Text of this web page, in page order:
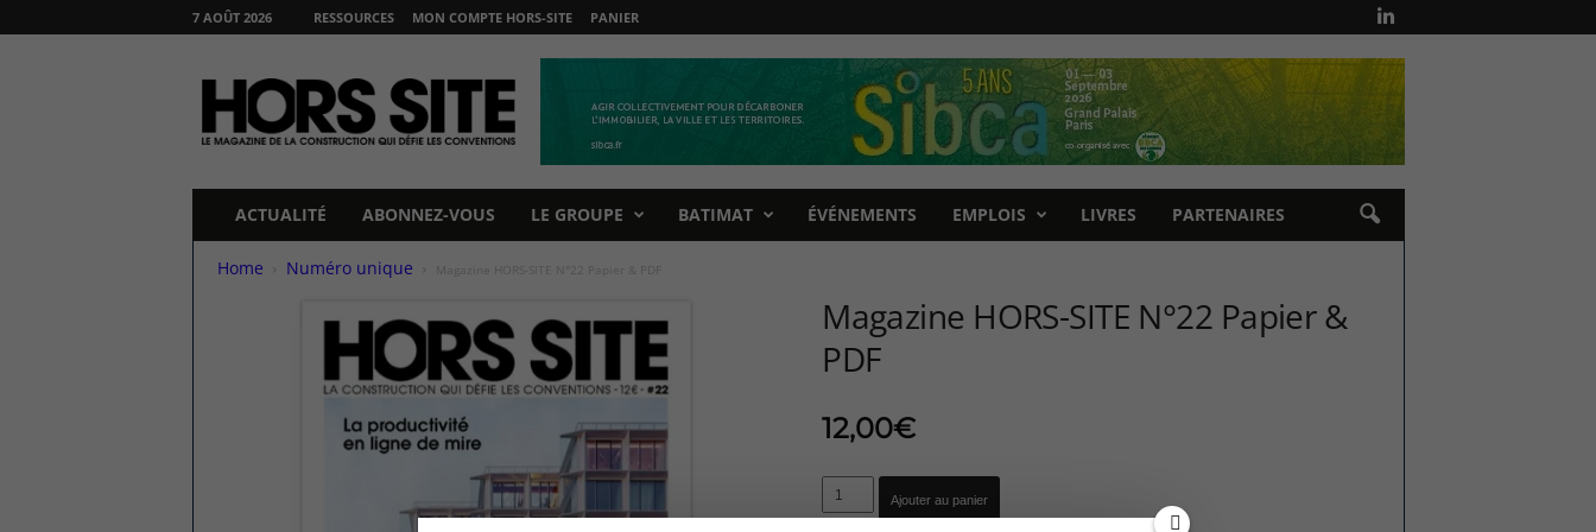
7 AOÛT 2026 RESSOURCES MON COMPTE HORS-SITE PANIER
O
ACTUALITÉ ABONNEZ-VOUS LE GROUPE BATIMAT ÉVÉNEMENTS EMPLOIS LIVRES PARTENAIRES
Home Numéro unique Magazine HORS-SITE N°22 Papier & PDF
Magazine HORS-SITE N°22 Papier &
PDF
12,00€
quantité
de
Ajouter au panier